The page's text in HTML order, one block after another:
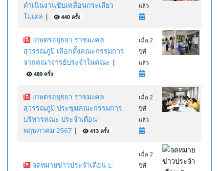
ดำเนินงานขับเคลื่อนกระเสียว
โมเดล | 440 ครั้ง
แล้ว
เกษตรอยุธยา ราชมงคล
สุวรรณภูมิ เลือกตั้งคณะกรรมการ
จากคณาจารย์ประจำในคณะ |
489 ครั้ง
เมื่อ 2
ปีที่
แล้ว
เกษตรอยุธยา ราชมงคล
สุวรรณภูมิ ประชุมคณะกรรมการ
บริหารคณะ ประจำเดือน
พฤษภาคม 2567 | 413 ครั้ง
เมื่อ 2
ปีที่
แล้ว
จดหมายข่าวประจำเดือน E-
เมื่อ 2
ปีที่